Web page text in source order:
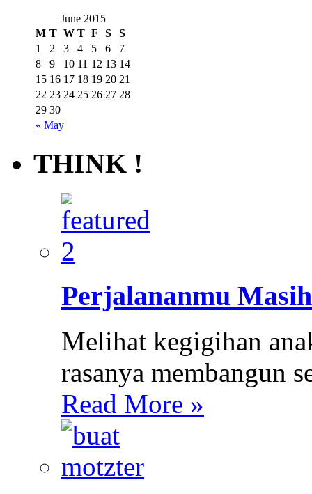
June 2015
M T W T F S S
« May
1 2 3 4 5 6
7
8
9 10 11 12 13 14
15 16 17 18 19 20 21
22 23 24 25 26 27 28
29 30
THINK !
Perjalananmu
Melihat kegigihan
rasanya membangun
Read More »